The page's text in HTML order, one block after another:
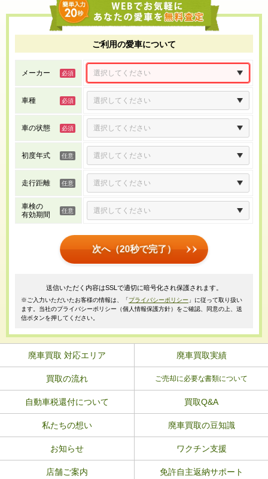
ご利用の愛車について
メーカー
車種
車の状態
初度年式
走行距離
車検の
有効期間
次へ（20秒で完了）
送信いただく内容はSSLで適切に暗号化され保護されます。
※ご入力いただいたお客様の情報は、「プライバシーポリシー 」に従って取り扱い
ます。当社のプライバシーポリシー（個人情報保護方針）をご確認、同意の上、送
信ボタンを押してください。
廃車買取 対応エリア 廃車買取実績
買取の流れ ご売却に必要な書類について
自動車税還付について 買取Q&A
私たちの想い 廃車買取の豆知識
お知らせ ワクチン支援
店舗ご案内 免許自主返納サポート